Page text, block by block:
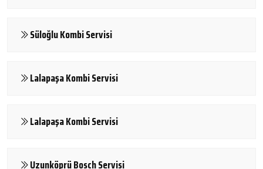
Süloğlu Kombi Servisi
Lalapaşa Kombi Servisi
Lalapaşa Kombi Servisi
Uzunköprü Bosch Servisi